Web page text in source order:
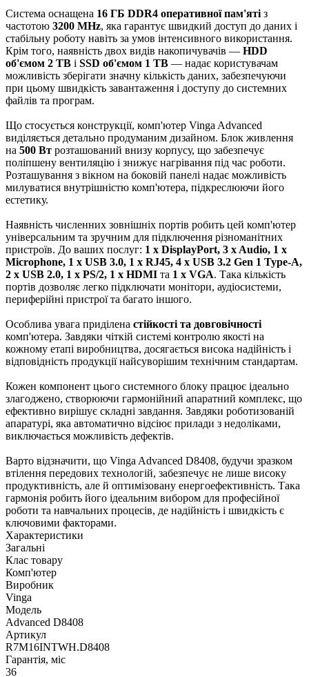
Система оснащена 16 ГБ DDR4 оперативної пам'яті з
частотою 3200 MHz, яка гарантує швидкий доступ до даних і
стабільну роботу навіть за умов інтенсивного використання.
Крім того, наявність двох видів накопичувачів — HDD
об'ємом 2 TB і SSD об'ємом 1 TB — надає користувачам
можливість зберігати значну кількість даних, забезпечуючи
при цьому швидкість завантаження і доступу до системних
файлів та програм.
Що стосується конструкції, комп'ютер Vinga Advanced
виділяється детально продуманим дизайном. Блок живлення
на 500 Вт розташований внизу корпусу, що забезпечує
поліпшену вентиляцію і знижує нагрівання під час роботи.
Розташування з вікном на боковій панелі надає можливість
милуватися внутрішністю комп'ютера, підкреслюючи його
естетику.
Наявність численних зовнішніх портів робить цей комп'ютер
універсальним та зручним для підключення різноманітних
пристроїв. До ваших послуг: 1 x DisplayPort, 3 x Audio, 1 x
Microphone, 1 x USB 3.0, 1 x RJ45, 4 x USB 3.2 Gen 1 Type-A,
2 x USB 2.0, 1 x PS/2, 1 x HDMI та 1 x VGA. Така кількість
портів дозволяє легко підключати монітори, аудіосистеми,
периферійні пристрої та багато іншого.
Особлива увага приділена стійкості та довговічності
комп'ютера. Завдяки чіткій системі контролю якості на
кожному етапі виробництва, досягається висока надійність і
відповідність продукції найсуворішим технічним стандартам.
Кожен компонент цього системного блоку працює ідеально
злагоджено, створюючи гармонійний апаратний комплекс, що
ефективно вирішує складні завдання. Завдяки роботизованій
апаратурі, яка автоматично відсіює прилади з недоліками,
виключається можливість дефектів.
Варто відзначити, що Vinga Advanced D8408, будучи зразком
втілення передових технологій, забезпечує не лише високу
продуктивність, але й оптимізовану енергоефективність. Така
гармонія робить його ідеальним вибором для професійної
роботи та навчальних процесів, де надійність і швидкість є
ключовими факторами.
Характеристики
Загальні
Клас товару
Комп'ютер
Виробник
Vinga
Модель
Advanced D8408
Артикул
R7M16INTWH.D8408
Гарантія, міс
36